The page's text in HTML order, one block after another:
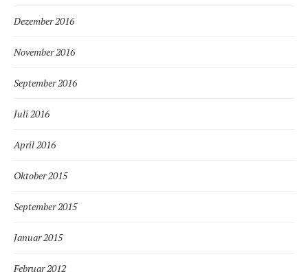
Dezember 2016
November 2016
September 2016
Juli 2016
April 2016
Oktober 2015
September 2015
Januar 2015
Februar 2012